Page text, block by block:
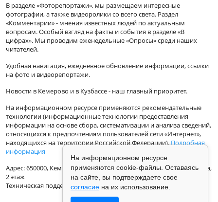
В разделе «Фоторепортажи», мы размещаем интересные
фотографии, а также видеоролики со всего света. Раздел
«Комментарии» - мнения известных людей по актуальным
вопросам. Особый взгляд на факты и события в разделе «В
цифрах». Мы проводим еженедельные «Опросы» среди наших
читателей.
Удобная навигация, ежедневное обновление информации, ссылки
на фото и видеорепортажи.
Новости в Кемерово и в Кузбассе - наш главный приоритет.
На информационном ресурсе применяются рекомендательные
технологии (информационные технологии предоставления
информации на основе сбора, систематизации и анализа сведений,
относящихся к предпочтениям пользователей сети «Интернет»,
находящихся на территории Российской Федерации).Подробная
информация
Адрес: 650000, Кемеровская Область, г.Кемерово, ул.Кузбасская 33а,
2 этаж
Техническая поддержка: support@vse42.ru
На информационном ресурсе
применяются cookie-файлы. Оставаясь
на сайте, вы подтверждаете свое
согласие на их использование.